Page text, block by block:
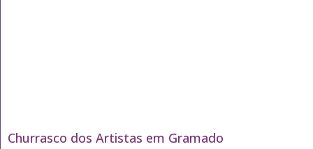
Churrasco dos Artistas em Gramado